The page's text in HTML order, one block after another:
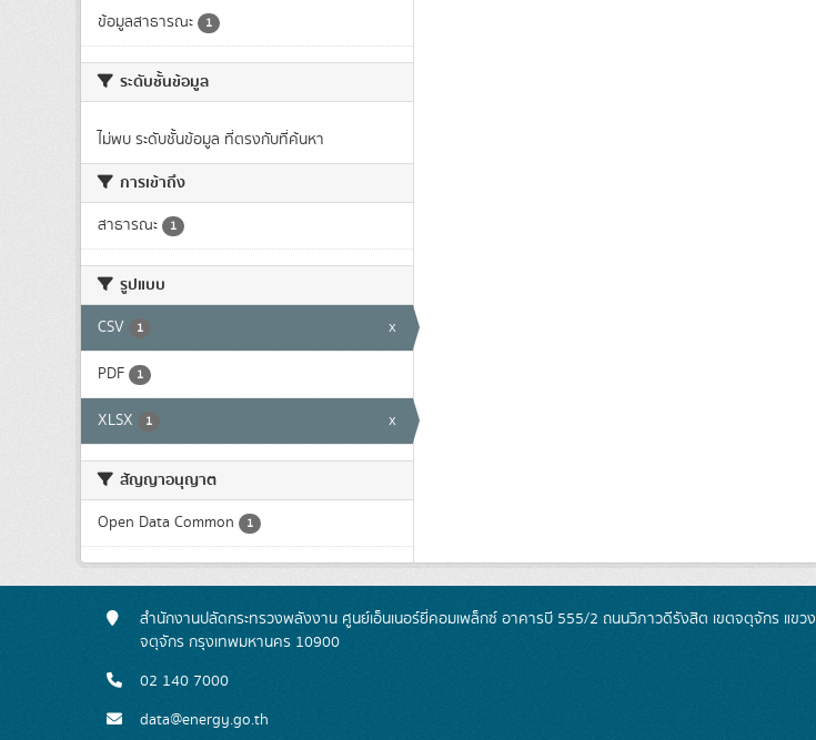
ข้อมูลสาธารณะ 1
ระดับชั้นข้อมูล
ไม่พบ ระดับชั้นข้อมูล ที่ตรงกับที่ค้นหา
การเข้าถึง
สาธารณะ 1
รูปแบบ
CSV 1 x
PDF 1
XLSX 1 x
สัญญาอนุญาต
Open Data Common 1
สำนักงานปลัดกระทรวงพลังงาน ศูนย์เอ็นเนอร์ยี่คอมเพล็กซ์ อาคารบี 555/2 ถนนวิภาวดีรังสิต เขตจตุจักร แขวง
จตุจักร กรุงเทพมหานคร 10900
02 140 7000
data@energy.go.th